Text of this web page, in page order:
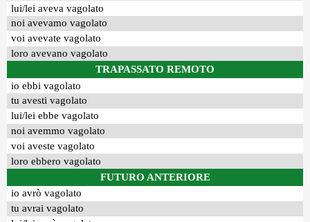
lui/lei aveva vagolato
noi avevamo vagolato
voi avevate vagolato
loro avevano vagolato
TRAPASSATO REMOTO
io ebbi vagolato
tu avesti vagolato
lui/lei ebbe vagolato
noi avemmo vagolato
voi aveste vagolato
loro ebbero vagolato
FUTURO ANTERIORE
io avrò vagolato
tu avrai vagolato